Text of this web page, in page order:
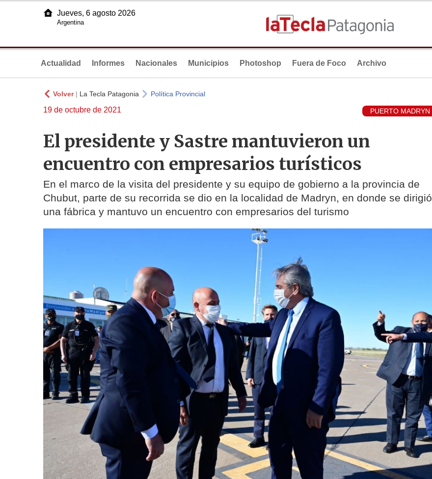
Jueves, 6 agosto 2026
Argentina
Actualidad Informes Nacionales Municipios Photoshop Fuera de Foco Archivo
Volver| La Tecla Patagonia Política Provincial
19 de octubre de 2021 PUERTO MADRYN
El presidente y Sastre mantuvieron un
encuentro con empresarios turísticos
En el marco de la visita del presidente y su equipo de gobierno a la provincia de
Chubut, parte de su recorrida se dio en la localidad de Madryn, en donde se dirigió
una fábrica y mantuvo un encuentro con empresarios del turismo